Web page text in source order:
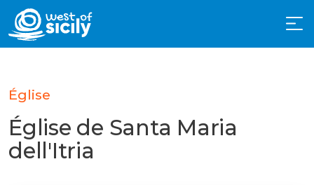
Église
Église de Santa Maria
dell'Itria